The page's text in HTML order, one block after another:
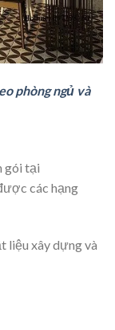
phòng ngủ và
gói tại
các hạng
liệu xây dựng và